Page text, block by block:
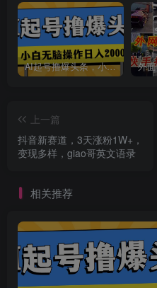
AI起号撸爆头条，小白也能操作，日入2000+
上一篇
抖音新赛道，3天涨粉1W+，
变现多样，giao哥英文语录
相关推荐